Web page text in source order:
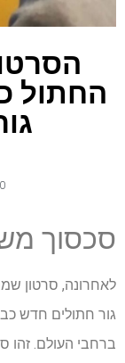
החתול
סכסוך
לאחרונה, סרטון
גור חתולים חדש
ברחבי העולם. זהו